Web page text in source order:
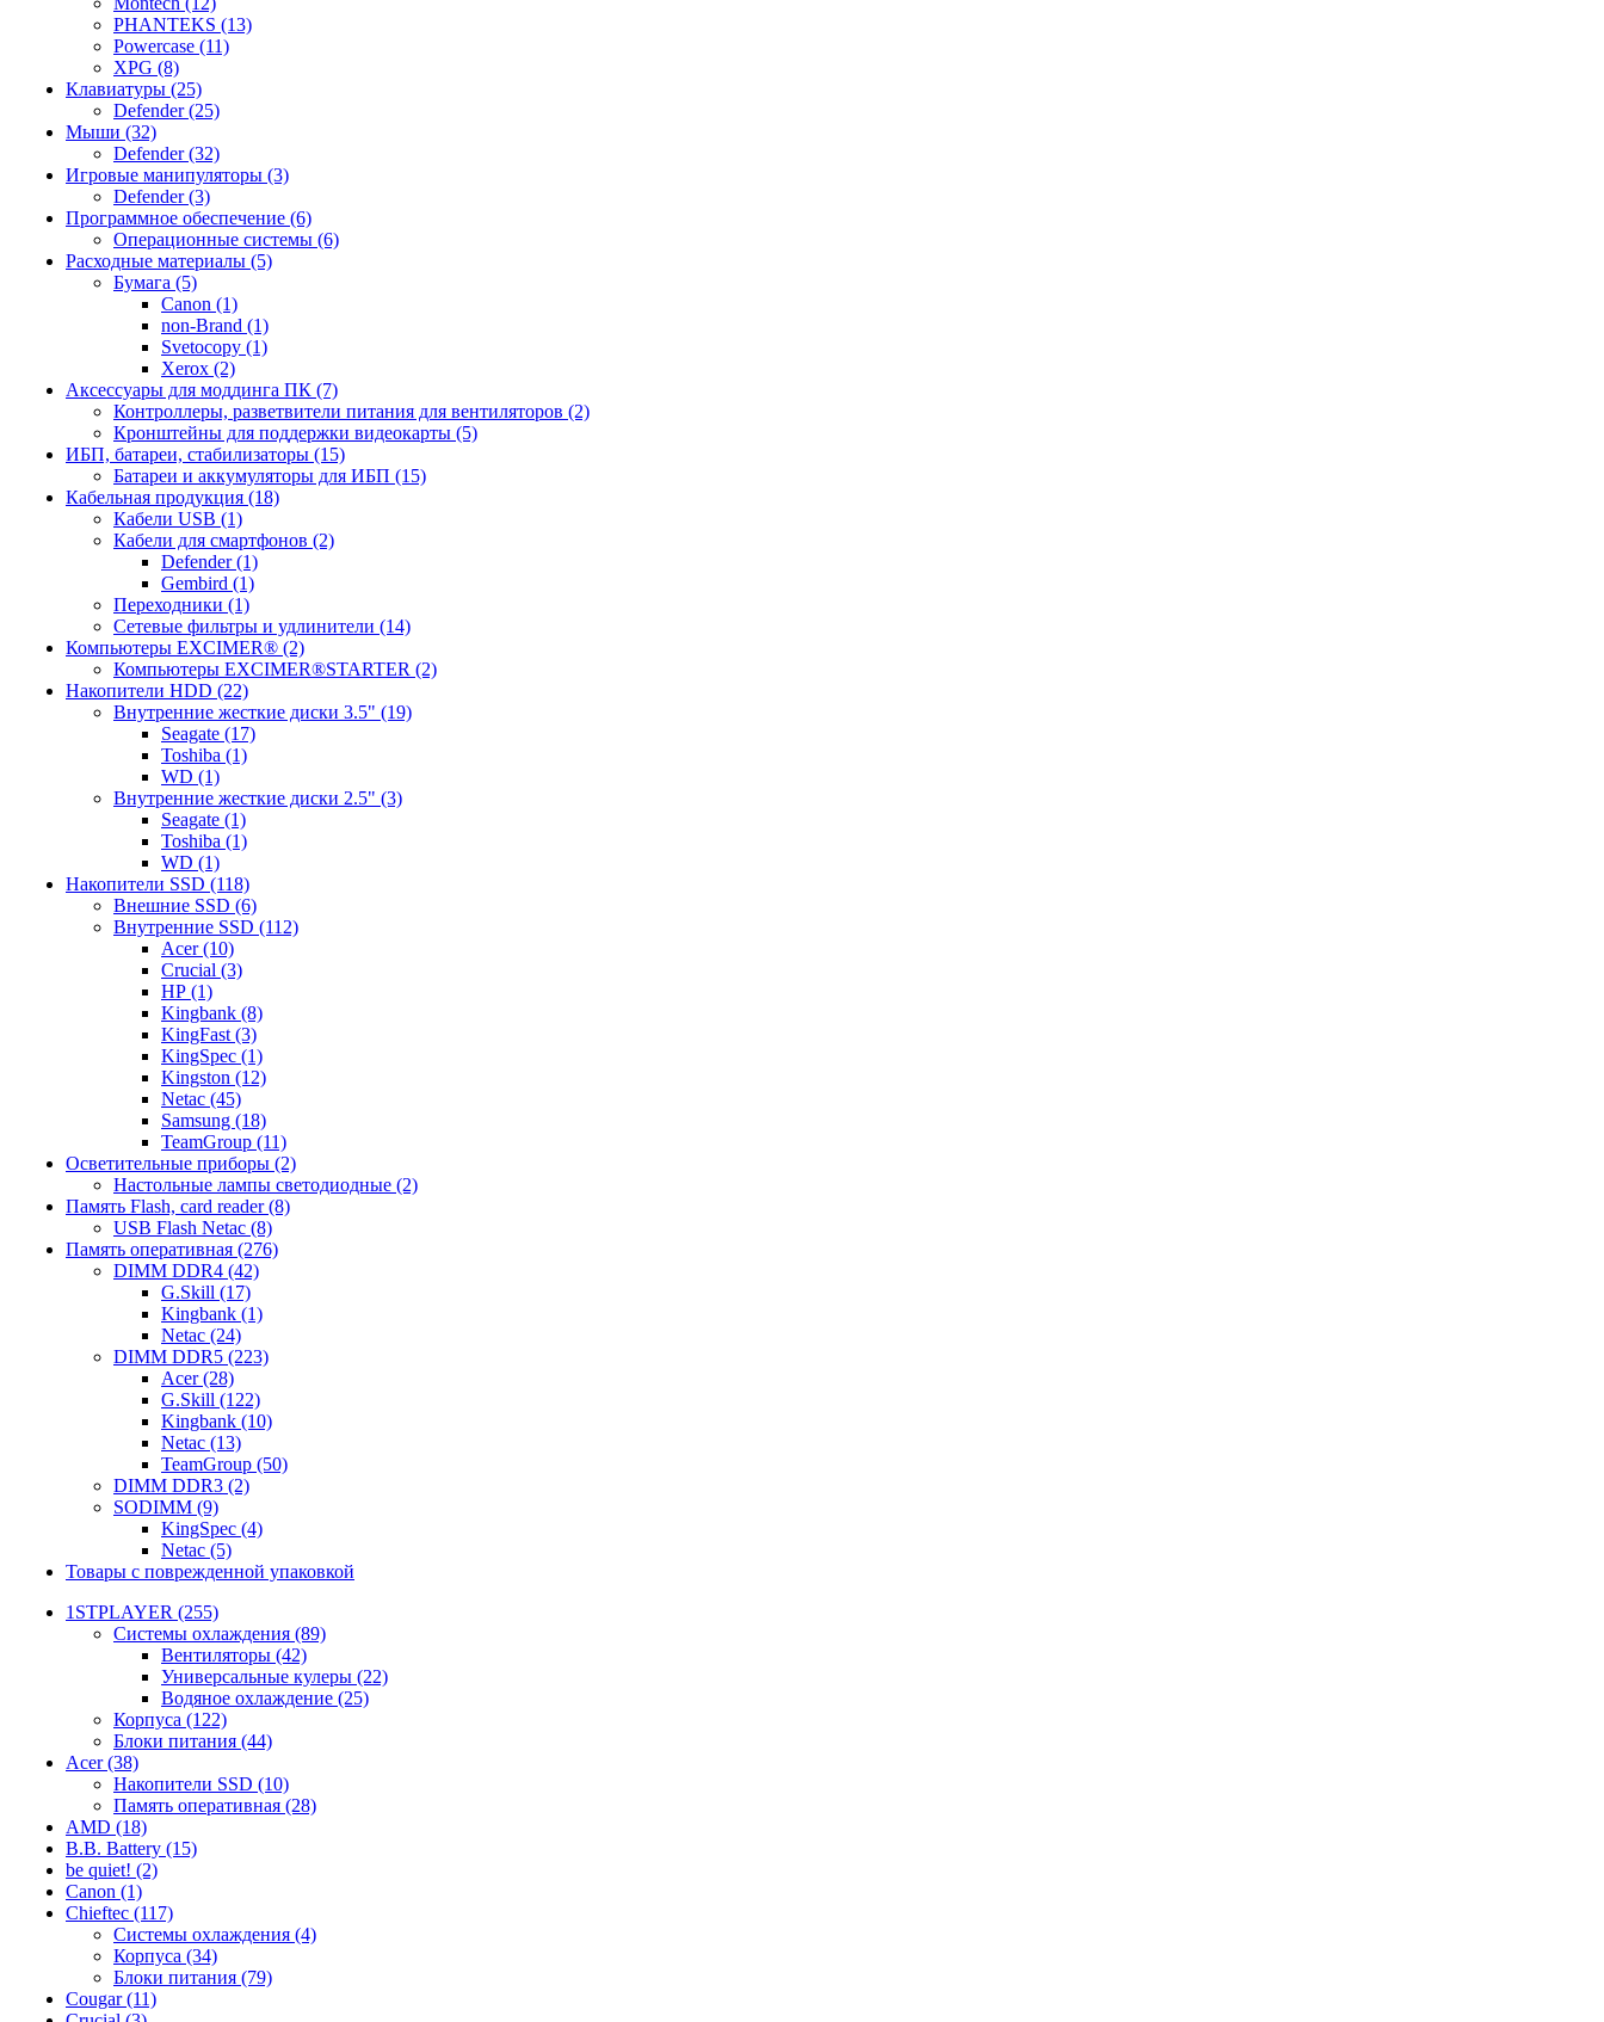
PHANTEKS (13)
Powercase (11)
XPG (8)
Клавиатуры (25)
Defender (25)
Мыши (32)
Defender (32)
Игровые манипуляторы (3)
Defender (3)
Программное обеспечение (6)
Операционные системы (6)
Расходные материалы (5)
Бумага (5)
Canon (1)
non-Brand (1)
Svetocopy (1)
Xerox (2)
Аксессуары для моддинга ПК (7)
Контроллеры, разветвители питания для вентиляторов (2)
Кронштейны для поддержки видеокарты (5)
ИБП, батареи, стабилизаторы (15)
Батареи и аккумуляторы для ИБП (15)
Кабельная продукция (18)
Кабели USB (1)
Кабели для смартфонов (2)
Defender (1)
Gembird (1)
Переходники (1)
Сетевые фильтры и удлинители (14)
Компьютеры EXCIMER® (2)
Компьютеры EXCIMER®STARTER (2)
Накопители HDD (22)
Внутренние жесткие диски 3.5" (19)
Seagate (17)
Toshiba (1)
WD (1)
Внутренние жесткие диски 2.5" (3)
Seagate (1)
Toshiba (1)
WD (1)
Накопители SSD (118)
Внешние SSD (6)
Внутренние SSD (112)
Acer (10)
Crucial (3)
HP (1)
Kingbank (8)
KingFast (3)
KingSpec (1)
Kingston (12)
Netac (45)
Samsung (18)
TeamGroup (11)
Осветительные приборы (2)
Настольные лампы светодиодные (2)
Память Flash, card reader (8)
USB Flash Netac (8)
Память оперативная (276)
DIMM DDR4 (42)
G.Skill (17)
Kingbank (1)
Netac (24)
DIMM DDR5 (223)
Acer (28)
G.Skill (122)
Kingbank (10)
Netac (13)
TeamGroup (50)
DIMM DDR3 (2)
SODIMM (9)
KingSpec (4)
Netac (5)
Товары с поврежденной упаковкой
1STPLAYER (255)
Системы охлаждения (89)
Вентиляторы (42)
Универсальные кулеры (22)
Водяное охлаждение (25)
Корпуса (122)
Блоки питания (44)
Acer (38)
Накопители SSD (10)
Память оперативная (28)
AMD (18)
B.B. Battery (15)
be quiet! (2)
Canon (1)
Chieftec (117)
Системы охлаждения (4)
Корпуса (34)
Блоки питания (79)
Cougar (11)